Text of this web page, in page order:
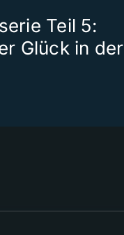
Teil 5:
Glück in der